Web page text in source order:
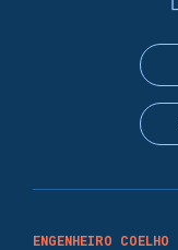
ENGENHEIRO COELHO